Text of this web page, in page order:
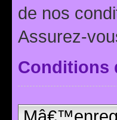
de nos
Assurez-
Conditions